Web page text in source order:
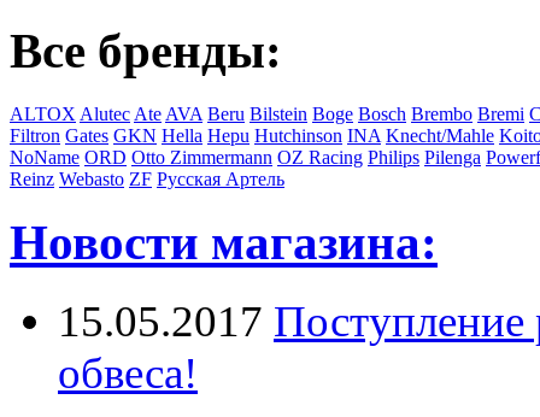
Все бренды:
ALTOX Alutec Ate AVA Beru Bilstein Boge Bosch Brembo Bremi
Filtron Gates GKN Hella Hepu Hutchinson INA Knecht/Mahle
NoName ORD Otto Zimmermann OZ Racing Philips Pilenga
Reinz Webasto ZF Русская Артель
Новости магазина:
15.05.2017 Поступление
обвеса!